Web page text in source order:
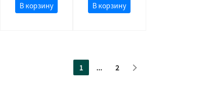
В корзину В корзину
1 ... 2